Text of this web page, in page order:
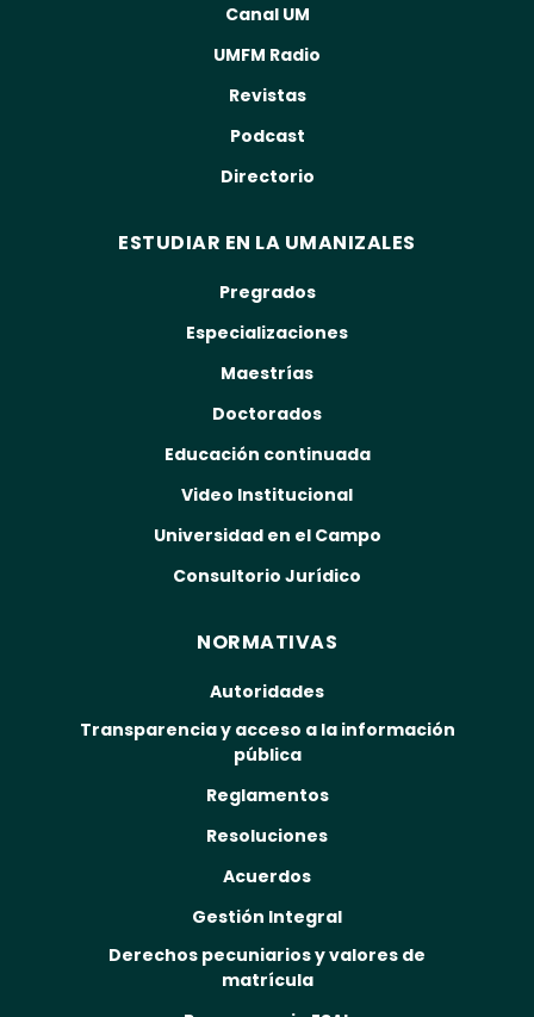
Canal UM
UMFM Radio
Revistas
Podcast
Directorio
ESTUDIAR EN LA UMANIZALES
Pregrados
Especializaciones
Maestrías
Doctorados
Educación continuada
Video Institucional
Universidad en el Campo
Consultorio Jurídico
NORMATIVAS
Autoridades
Transparencia y acceso a la información
pública
Reglamentos
Resoluciones
Acuerdos
Gestión Integral
Derechos pecuniarios y valores de
matrícula